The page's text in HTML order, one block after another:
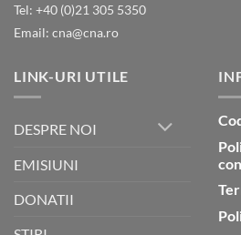
Tel: +40 (0)21 305 5350
Email: cna@cna.ro
LINK-URI UTILE
DESPRE NOI
EMISIUNI
DONATII